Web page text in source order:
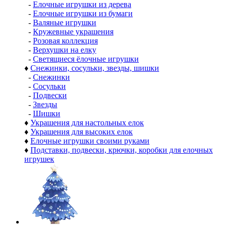
- Елочные игрушки из дерева
- Елочные игрушки из бумаги
- Валяные игрушки
- Кружевные украшения
- Розовая коллекция
- Верхушки на елку
- Светящиеся ёлочные игрушки
♦ Снежинки, сосульки, звезды, шишки
- Снежинки
- Сосульки
- Подвески
- Звезды
- Шишки
♦ Украшения для настольных елок
♦ Украшения для высоких елок
♦ Елочные игрушки своими руками
♦ Подставки, подвески, крючки, коробки для елочных
игрушек